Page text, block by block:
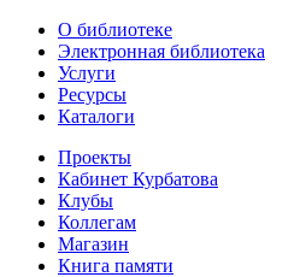
О библиотеке
Электронная библиотека
Услуги
Ресурсы
Каталоги
Проекты
Кабинет Курбатова
Клубы
Коллегам
Магазин
Книга памяти